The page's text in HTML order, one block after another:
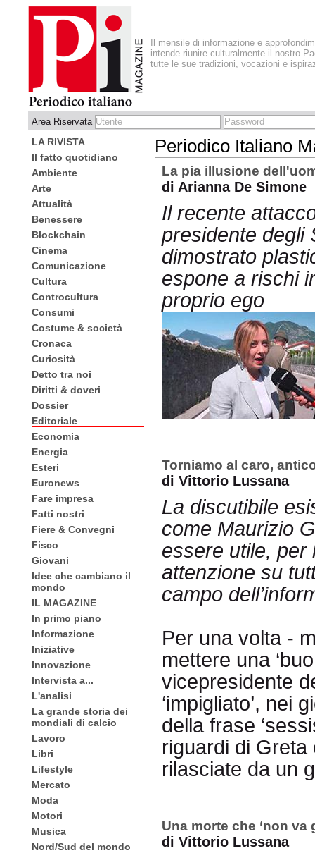
Il mensile di informazione e
intende riunire culturalmente il nostro
tutte le sue tradizioni, vocazioni e
Area Riservata
LA RIVISTA
Il fatto quotidiano
Ambiente
Arte
Attualità
Benessere
Blockchain
Cinema
Comunicazione
Cultura
Controcultura
Consumi
Costume & società
Cronaca
Curiosità
Detto tra noi
Diritti & doveri
Dossier
Editoriale
Economia
Energia
Esteri
Euronews
Fare impresa
Fatti nostri
Fiere & Convegni
Fisco
Giovani
Idee che cambiano il
mondo
IL MAGAZINE
In primo piano
Informazione
Iniziative
Innovazione
Intervista a...
L'analisi
La grande storia dei
mondiali di calcio
Lavoro
Libri
Lifestyle
Mercato
Moda
Motori
Musica
Nord/Sud del mondo
Periodico Italiano
La pia illusione
di Arianna De Simone
Il recente
presidente degli
dimostrato
espone a rischi
proprio ego
Torniamo al caro,
di Vittorio Lussana
La discutibile
come Maurizio
essere utile, per
attenzione su
campo
Per una volta -
mettere una
vicepresidente
‘impigliato’, nei
della frase
riguardi di
rilasciate da un
Una morte che ‘non va
di Vittorio Lussana